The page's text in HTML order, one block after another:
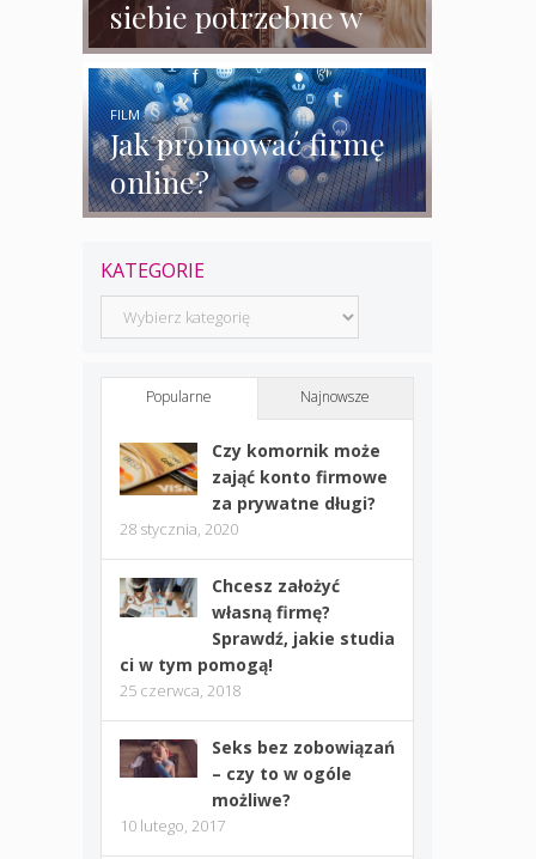
siebie potrzebne w
biznesie?
Jak promować firmę
online?
FILM
KATEGORIE
Kategorie
Popularne Najnowsze
Czy komornik może
zająć konto firmowe
za prywatne długi?
28 stycznia, 2020
Chcesz założyć
własną firmę?
Sprawdź, jakie studia
ci w tym pomogą!
25 czerwca, 2018
Seks bez zobowiązań
– czy to w ogóle
możliwe?
10 lutego, 2017